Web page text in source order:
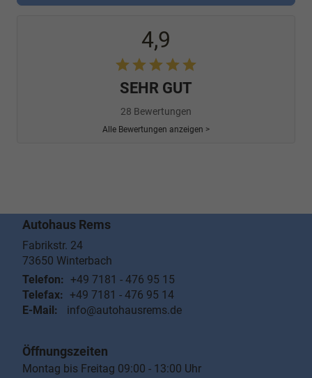
4,9
SEHR GUT
28 Bewertungen
Alle Bewertungen anzeigen >
Autohaus Rems
Fabrikstr. 24
73650 Winterbach
Telefon: +49 7181 - 476 95 15
Telefax: +49 7181 - 476 95 14
E-Mail:
info@autohausrems.de
Öffnungszeiten
Montag bis Freitag 09:00 - 13:00 Uhr